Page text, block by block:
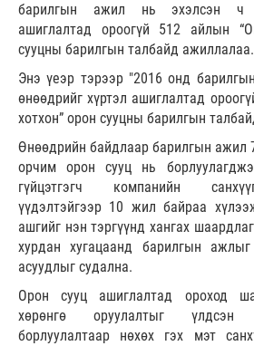
барилгын ажил нь эхэлсэн ч
ашиглалтад ороогүй 512 айлын
сууцны барилгын талбайд ажиллалаа.
Энэ үеэр тэрээр "2016 онд
өнөөдрийг хүртэл ашиглалтад
хотхон” орон сууцны барилгын
Өнөөдрийн байдлаар барилгын ажил
орчим орон сууц нь
гүйцэтгэгч компанийн
үүдэлтэйгээр 10 жил байраа
ашгийг нэн тэргүүнд хангах
хурдан хугацаанд барилгын
асуудлыг судална.
Орон сууц ашиглалтад ороход
хөрөнгө оруулалтыг үлдсэн
борлуулалтаар нөхөх гэх мэт